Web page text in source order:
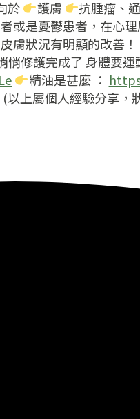
於
護膚 抗腫瘤、
或是憂鬱患者，在心
況有明顯的改善！
修護完成了 身體要
精油是甚麼 ：
(以上屬個人經驗分享，